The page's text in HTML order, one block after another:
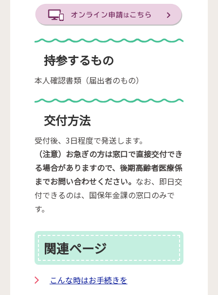
持参するもの
本人確認書類（届出者のもの）
交付方法
受付後、3日程度で発送します。
（注意）お急ぎの方は窓口で直接交付でき
る場合がありますので、後期高齢者医療係
までお問い合わせください。 なお、即日交
付できるのは、国保年金課の窓口のみで
す。
関連ページ
こんな時はお手続きを